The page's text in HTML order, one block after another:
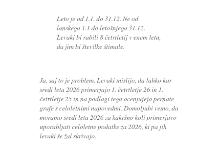
Leto je od 1.1. do 31.12. Ne od
lanskega 1.1 do letošnjega 31.12.
Levaki bi rabili 8 četrtletij v enem letu,
da jim bi številke štimale.
Ja, saj to je problem. Levaki mislijo, da lahko kar
sredi leta 2026 primerjajo 1. četrtletje 26 in 1.
četrtletje 25 in na podlagi tega ocenjujejo pernate
grafe s celoletnimi napovedmi. Domoljubi vemo, da
moramo sredi leta 2026 za kakršno koli primerjavo
uporabljati celoletne podatke za 2026, ki pa jih
levaki še žal skrivajo.